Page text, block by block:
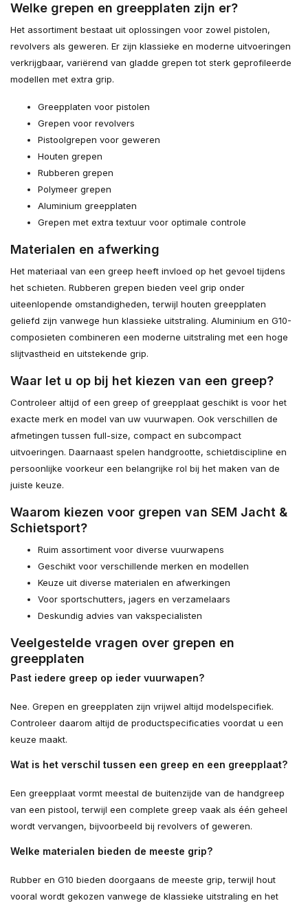
Welke grepen en greepplaten zijn er?
Het assortiment bestaat uit oplossingen voor zowel pistolen,
revolvers als geweren. Er zijn klassieke en moderne uitvoeringen
verkrijgbaar, variërend van gladde grepen tot sterk geprofileerde
modellen met extra grip.
Greepplaten voor pistolen
Grepen voor revolvers
Pistoolgrepen voor geweren
Houten grepen
Rubberen grepen
Polymeer grepen
Aluminium greepplaten
Grepen met extra textuur voor optimale controle
Materialen en afwerking
Het materiaal van een greep heeft invloed op het gevoel tijdens
het schieten. Rubberen grepen bieden veel grip onder
uiteenlopende omstandigheden, terwijl houten greepplaten
geliefd zijn vanwege hun klassieke uitstraling. Aluminium en G10-
composieten combineren een moderne uitstraling met een hoge
slijtvastheid en uitstekende grip.
Waar let u op bij het kiezen van een greep?
Controleer altijd of een greep of greepplaat geschikt is voor het
exacte merk en model van uw vuurwapen. Ook verschillen de
afmetingen tussen full-size, compact en subcompact
uitvoeringen. Daarnaast spelen handgrootte, schietdiscipline en
persoonlijke voorkeur een belangrijke rol bij het maken van de
juiste keuze.
Waarom kiezen voor grepen van SEM Jacht &
Schietsport?
Ruim assortiment voor diverse vuurwapens
Geschikt voor verschillende merken en modellen
Keuze uit diverse materialen en afwerkingen
Voor sportschutters, jagers en verzamelaars
Deskundig advies van vakspecialisten
Veelgestelde vragen over grepen en
greepplaten
Past iedere greep op ieder vuurwapen?
Nee. Grepen en greepplaten zijn vrijwel altijd modelspecifiek.
Controleer daarom altijd de productspecificaties voordat u een
keuze maakt.
Wat is het verschil tussen een greep en een greepplaat?
Een greepplaat vormt meestal de buitenzijde van de handgreep
van een pistool, terwijl een complete greep vaak als één geheel
wordt vervangen, bijvoorbeeld bij revolvers of geweren.
Welke materialen bieden de meeste grip?
Rubber en G10 bieden doorgaans de meeste grip, terwijl hout
vooral wordt gekozen vanwege de klassieke uitstraling en het